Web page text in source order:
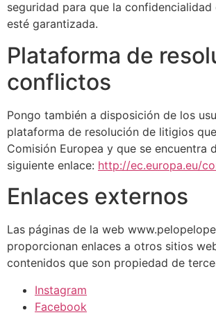
seguridad para que la confidencialidad
esté garantizada.
Plataforma de
conflictos
Pongo también a disposición de los
plataforma de resolución de litigios
Comisión Europea y que se encuentra
siguiente enlace: http://ec.europa.eu/
Enlaces externos
Las páginas de la web
proporcionan enlaces a otros sitios
contenidos que son propiedad de
Instagram
Facebook